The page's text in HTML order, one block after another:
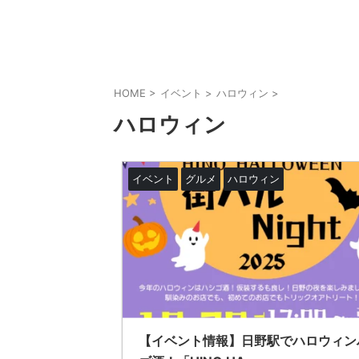
HOME > イベント > ハロウィン >
ハロウィン
イベント グルメ ハロウィン
【イベント情報】日野駅でハロウィ